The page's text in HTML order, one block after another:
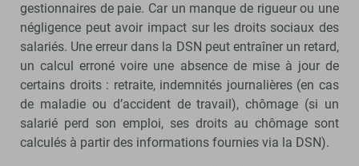
gestionnaires de paie. Car un manque de rigueur ou une
négligence peut avoir impact sur les droits sociaux des
salariés. Une erreur dans la DSN peut entraîner un retard,
un calcul erroné voire une absence de mise à jour de
certains droits : retraite, indemnités journalières (en cas
de maladie ou d’accident de travail), chômage (si un
salarié perd son emploi, ses droits au chômage sont
calculés à partir des informations fournies via la DSN).